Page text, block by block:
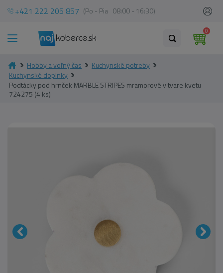
+421 222 205 857 (Po - Pia 08:00 - 16:30)
0
Hobby a voľný čas
Kuchynské potreby
Kuchynské doplnky
Podtácky pod hrnček MARBLE STRIPES mramorové v tvare kvetu
724275 (4 ks)